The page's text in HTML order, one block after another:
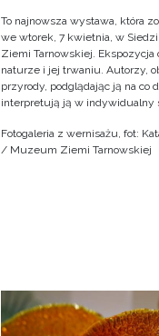
To najnowsza wystawa, która
we wtorek, 7 kwietnia, w
Ziemi Tarnowskiej. Ekspozycja
naturze i jej trwaniu. Autorzy,
przyrody, podglądając ją na co
interpretują ją w indywidualny
Fotogaleria z wernisażu, fot:
/ Muzeum Ziemi Tarnowskiej